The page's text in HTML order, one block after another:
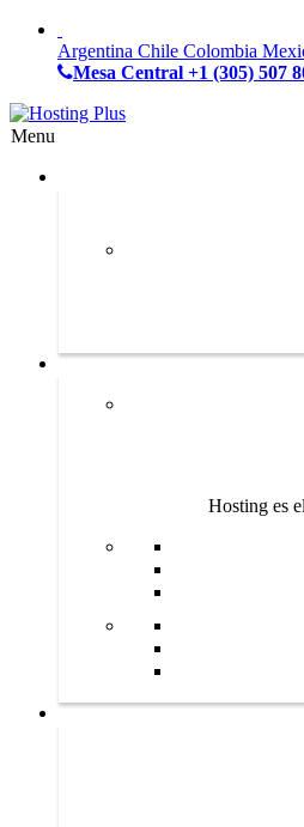
Argentina Chile Colombia
Mesa Central +1 (305) 507
Menu
Hosting es